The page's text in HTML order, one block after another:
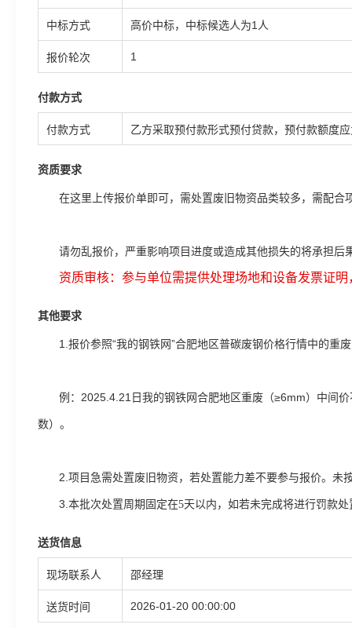
中标方式 高价中标，中标候选人为1人
报价轮次 1
付款方式
付款方式 乙方采取预付款形式预付贷款，预付款额度
资质要求
在这里上传报价单即可，需处置废旧物资品类较多，需配
请勿乱报价，严重影响项目进度或造成其他损失的将承担后
资质审核：参与单位需提供处理场地和设备发票证
其他要求
1.报价参照“我的钢铁网”合肥地区普碳废钢价格行情中的
例：2025.4.21日我的钢铁网合肥地区重废（≥6mm）中间
数）。
2.项目急需处置废旧物资，若处置能力差不要参与报价。未
3.本批次处置周期固定在5天以内，如若未完成将进行罚款处
送货信息
现场联系人 邵经理
送货时间 2026-01-20 00:00:00